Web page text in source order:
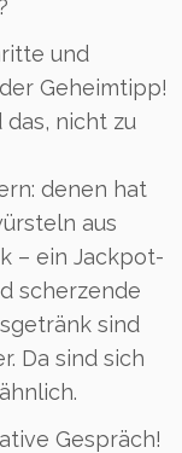
und
Geheimtipp!
nicht zu
denen hat
aus
– ein Jackpot-
scherzende
sind
Da sind sich
Gespräch!